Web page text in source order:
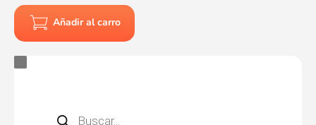
Añadir al carro